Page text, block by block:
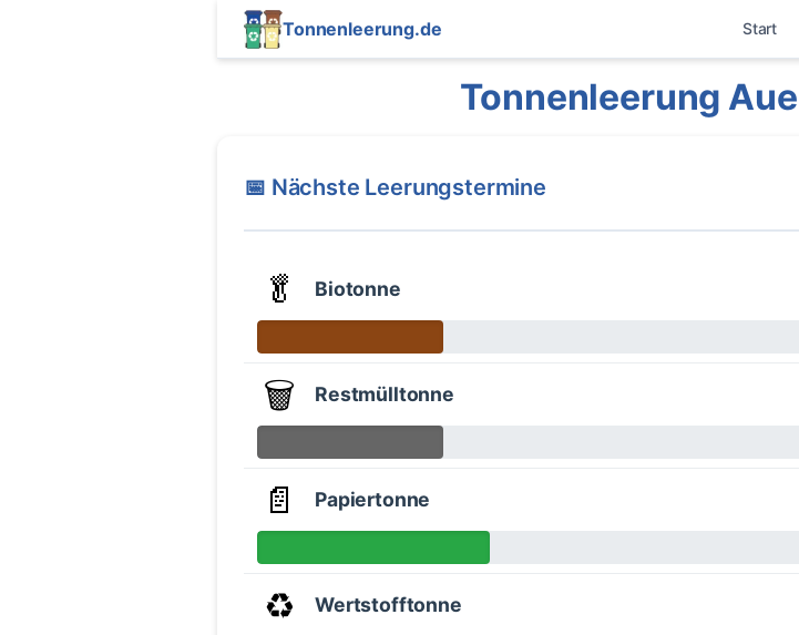
Tonnenleerung.de Start
Tonnenleerung
📅 Nächste Leerungstermine
🥬 Biotonne
🗑️ Restmülltonne
📄 Papiertonne
♻️ Wertstofftonne